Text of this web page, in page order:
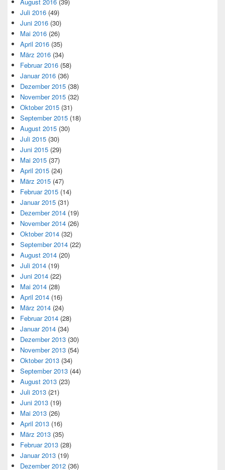
Juli 2016 (49)
Juni 2016 (30)
Mai 2016 (26)
April 2016 (35)
März 2016 (34)
Februar 2016 (58)
Januar 2016 (36)
Dezember 2015 (38)
November 2015 (32)
Oktober 2015 (31)
September 2015 (18)
August 2015 (30)
Juli 2015 (30)
Juni 2015 (29)
Mai 2015 (37)
April 2015 (24)
März 2015 (47)
Februar 2015 (14)
Januar 2015 (31)
Dezember 2014 (19)
November 2014 (26)
Oktober 2014 (32)
September 2014 (22)
August 2014 (20)
Juli 2014 (19)
Juni 2014 (22)
Mai 2014 (28)
April 2014 (16)
März 2014 (24)
Februar 2014 (28)
Januar 2014 (34)
Dezember 2013 (30)
November 2013 (54)
Oktober 2013 (34)
September 2013 (44)
August 2013 (23)
Juli 2013 (21)
Juni 2013 (19)
Mai 2013 (26)
April 2013 (16)
März 2013 (35)
Februar 2013 (28)
Januar 2013 (19)
Dezember 2012 (36)